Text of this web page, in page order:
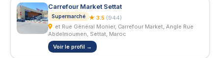
Carrefour Market Settat
Supermarché ★ 3.5 (944)
Abdelmoumen, Settat, Maroc
Voir le profil →